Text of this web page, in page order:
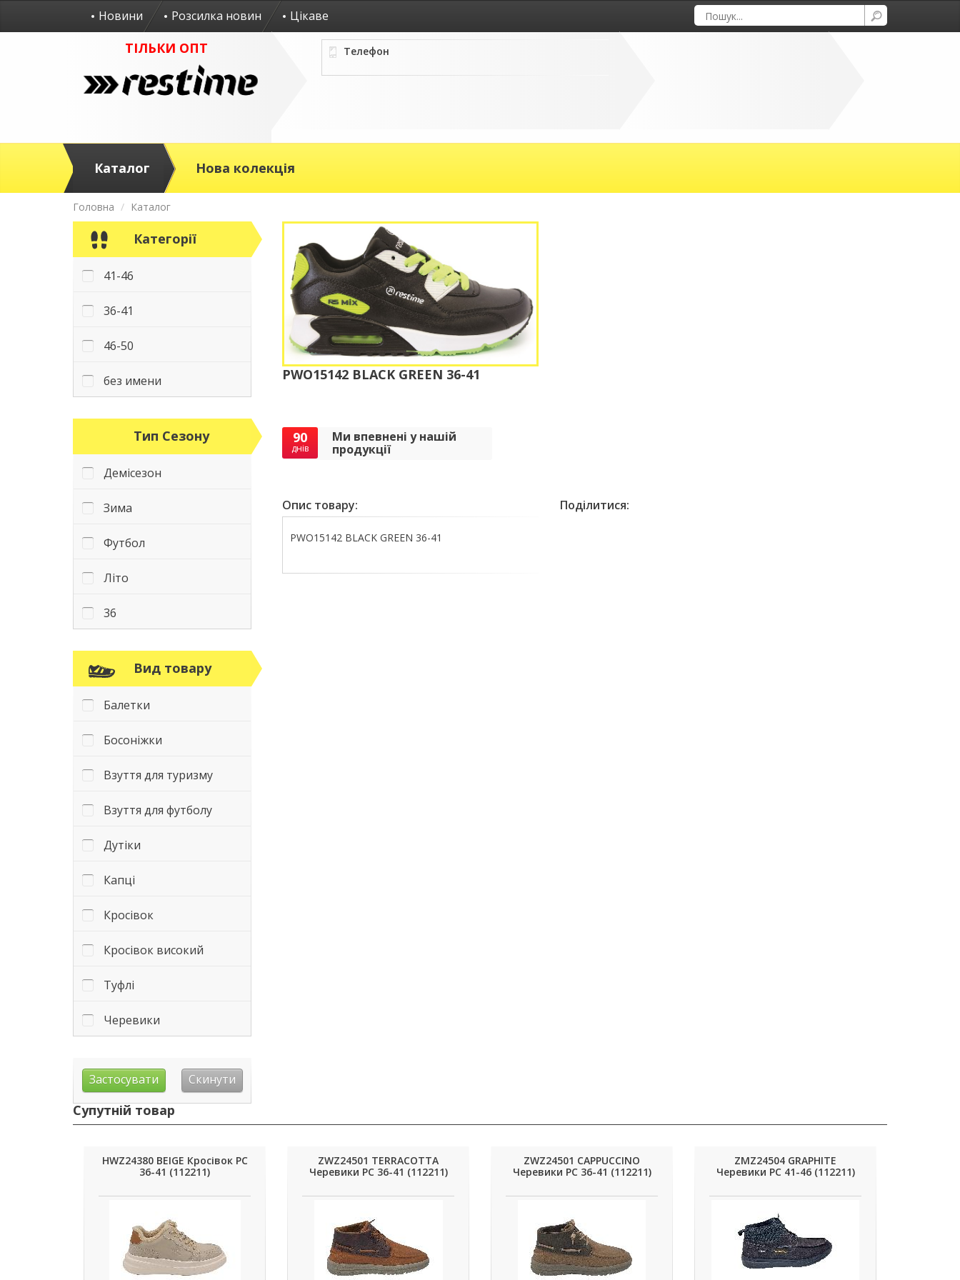
Новини Розсилка новин Цікаве
ТІЛЬКИ ОПТ Телефон
Каталог Нова колекція
Головна Каталог
Категорії
41-46
36-41
46-50
без имени
Тип Сезону
Демісезон
Зима
Футбол
Літо
36
Вид товару
Балетки
Босоніжки
Взуття для туризму
Взуття для футболу
Дутіки
Капці
Кросівок
Кросівок високий
Туфлі
Черевики
PWO15142 BLACK GREEN 36-41
90
днів
Ми впевнені у нашій
продукції
Опис товару:
PWO15142 BLACK GREEN 36-41
Поділитися:
Супутній товар
HWZ24380 BEIGE Кросівок РС
36-41 (112211)
ZWZ24501 TERRACOTTA
Черевики РС 36-41 (112211)
ZWZ24501 CAPPUCCINO
Черевики РС 36-41 (112211)
ZMZ24504 GRAPHITE
Черевики РС 41-46 (112211)